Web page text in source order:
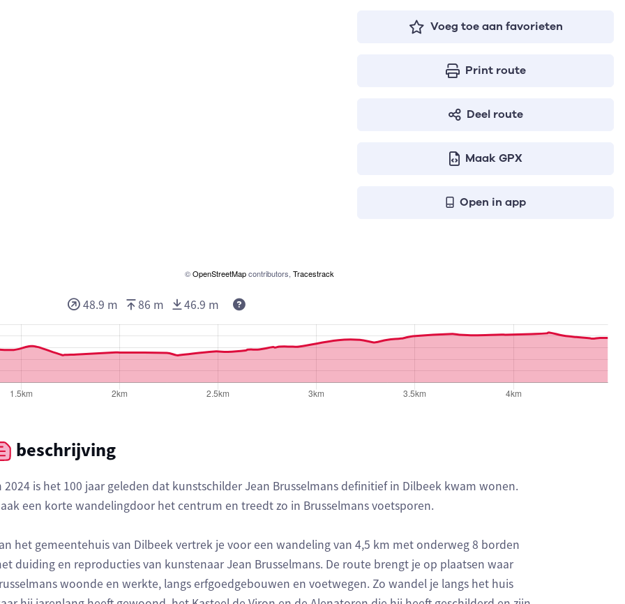
©OpenStreetMapcontributors, Tracestrack
Voeg toe aan favorieten
Print route
Deel route
Maak GPX
Open in app
48.9 m 86 m 46.9 m
beschrijving
2024 is het 100 jaar geleden dat kunstschilder Jean Brusselmans definitief in Dilbeek kwam wonen.
een korte wandelingdoor het centrum en treedt zo in Brusselmans voetsporen.
het gemeentehuis van Dilbeek vertrek je voor een wandeling van 4,5 km met onderweg 8 borden
duiding en reproducties van kunstenaar Jean Brusselmans. De route brengt je op plaatsen waar
woonde en werkte, langs erfgoedgebouwen en voetwegen. Zo wandel je langs het huis